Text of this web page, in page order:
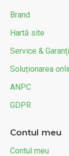
Brand
Hartă site
Service &
Soluționarea
ANPC
GDPR
Contul meu
Contul meu